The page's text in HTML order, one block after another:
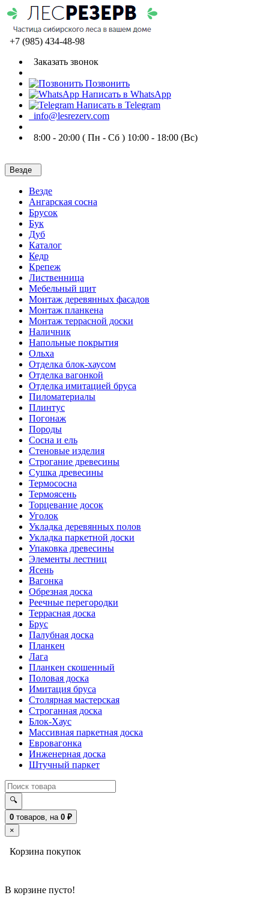
+7 (985) 434-48-98
Заказать звонок
Позвонить
Написать в WhatsApp
Написать в Telegram
info@lesrezerv.com
8:00 - 20:00 ( Пн - Сб ) 10:00 - 18:00 (Вс)
Везде
Везде
Ангарская сосна
Брусок
Бук
Дуб
Каталог
Кедр
Крепеж
Лиственница
Мебельный щит
Монтаж деревянных фасадов
Монтаж планкена
Монтаж террасной доски
Наличник
Напольные покрытия
Ольха
Отделка блок-хаусом
Отделка вагонкой
Отделка имитацией бруса
Пиломатериалы
Плинтус
Погонаж
Породы
Сосна и ель
Стеновые изделия
Строгание древесины
Сушка древесины
Термососна
Термоясень
Торцевание досок
Уголок
Укладка деревянных полов
Укладка паркетной доски
Упаковка древесины
Элементы лестниц
Ясень
Вагонка
Обрезная доска
Реечные перегородки
Террасная доска
Брус
Палубная доска
Планкен
Лага
Планкен скошенный
Половая доска
Имитация бруса
Столярная мастерская
Строганная доска
Блок-Хаус
Массивная паркетная доска
Евровагонка
Инженерная доска
Штучный паркет
🔍
0 товаров, на 0 ₽
×
Корзина покупок
В корзине пусто!